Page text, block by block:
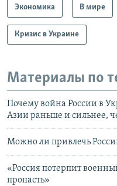
Экономика В мире
Кризис в Украине
Материалы по
Почему война России в
Азии раньше и сильнее,
Можно ли привлечь
«Россия потерпит
пропасть»